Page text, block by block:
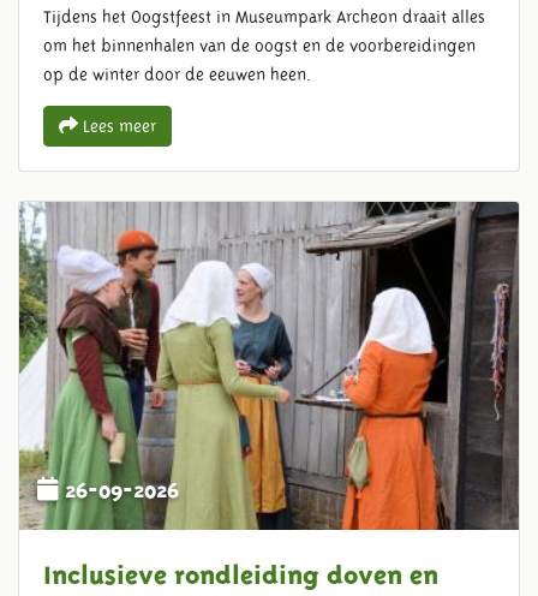
Tijdens het Oogstfeest in Museumpark Archeon draait alles
om het binnenhalen van de oogst en de voorbereidingen
op de winter door de eeuwen heen.
Lees meer
26-09-2026
Inclusieve rondleiding doven en